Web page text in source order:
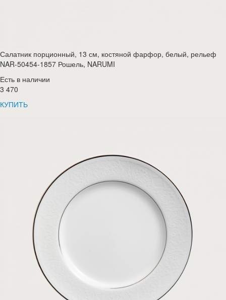
Салатник порционный, 13 см, костяной фарфор, белый, рельеф
NAR-50454-1857 Рошель, NARUMI
Есть в наличии
3 470
КУПИТЬ